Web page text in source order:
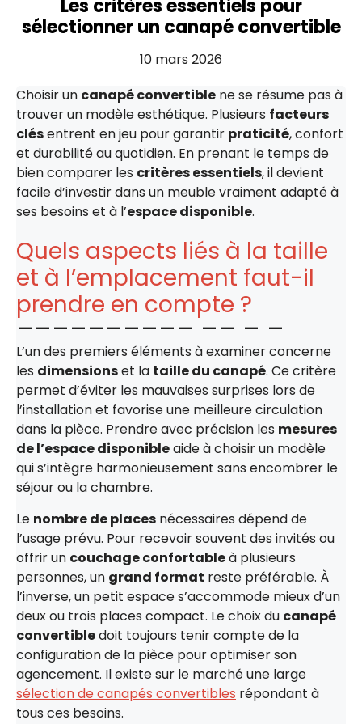
Les critères essentiels pour
sélectionner un canapé convertible
10 mars 2026
Choisir un canapé convertible ne se résume pas à
trouver un modèle esthétique. Plusieurs facteurs
clésentrent en jeu pour garantir praticité, confort
et durabilité au quotidien. En prenant le temps de
bien comparer les critères essentiels, il devient
facile d’investir dans un meuble vraiment adapté à
ses besoins et à l’espace disponible.
Quels aspects liés à la taille
et à l’emplacement faut-il
prendre en compte ?
L’un des premiers éléments à examiner concerne
les dimensionset la taille du canapé. Ce critère
permet d’éviter les mauvaises surprises lors de
l’installation et favorise une meilleure circulation
dans la pièce. Prendre avec précision les mesures
de l’espace disponibleaide à choisir un modèle
qui s’intègre harmonieusement sans encombrer le
séjour ou la chambre.
Le nombre de places nécessaires dépend de
l’usage prévu. Pour recevoir souvent des invités ou
offrir un couchage confortableà plusieurs
personnes, un grand format reste préférable. À
l’inverse, un petit espace s’accommode mieux d’un
deux ou trois places compact. Le choix du canapé
convertibledoit toujours tenir compte de la
configuration de la pièce pour optimiser son
agencement. Il existe sur le marché une large
sélection de canapés convertibles répondant à
tous ces besoins.